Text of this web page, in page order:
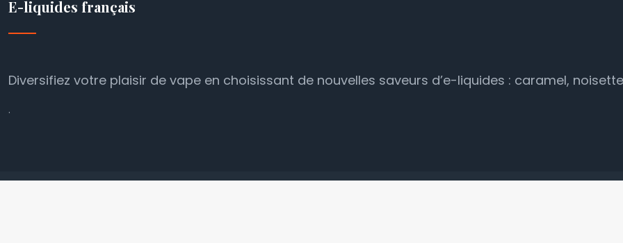
E-liquides français
Diversifiez votre plaisir de vape en choisissant de nouvelles saveurs d’e-liquides : caramel,
.